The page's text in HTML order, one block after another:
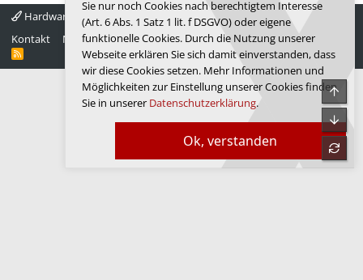
Hardwareluxx 4.0
Deutsch
Kontakt
Nutzungsbedingungen Datenschutz Hilfe Startseite
R
Ok, verstanden
Sie nur noch Cookies nach berechtigtem Interesse
(Art. 6 Abs. 1 Satz 1 lit. f DSGVO) oder eigene
funktionelle Cookies. Durch die Nutzung unserer
Webseite erklären Sie sich damit einverstanden, dass
wir diese Cookies setzen. Mehr Informationen und
Möglichkeiten zur Einstellung unserer Cookies finden
Sie in unserer Datenschutzerklärung.